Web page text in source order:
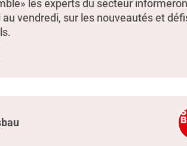
les experts du secteur
au vendredi, sur les nouveautés et